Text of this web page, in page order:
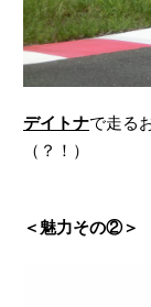
デイトナで走る
（？！）
＜魅力その②＞